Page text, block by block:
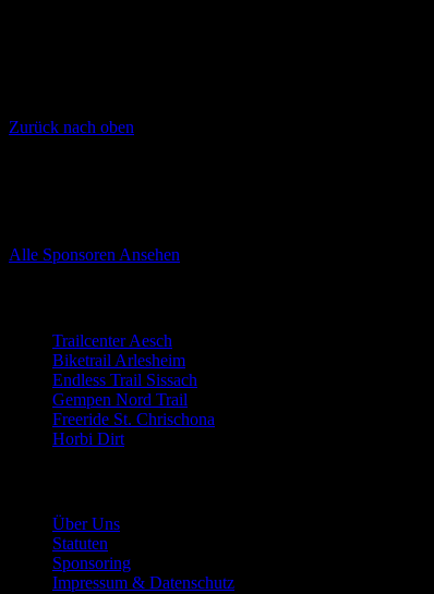
Zurück nach oben
Alle Sponsoren Ansehen
Trailcenter Aesch
Biketrail Arlesheim
Endless Trail Sissach
Gempen Nord Trail
Freeride St. Chrischona
Horbi Dirt
Über Uns
Statuten
Sponsoring
Impressum & Datenschutz